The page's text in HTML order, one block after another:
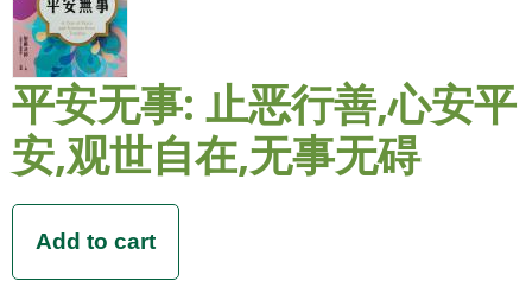
平安无事: 止恶行善,心安平
安,观世自在,无事无碍